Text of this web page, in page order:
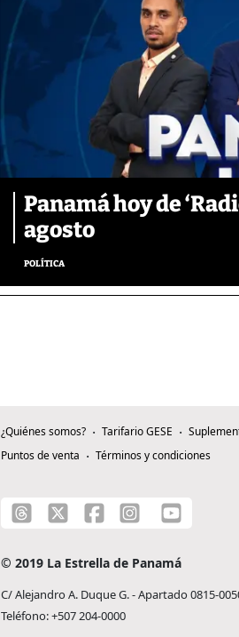
Panamá hoy de
agosto
POLÍTICA
¿Quiénes somos? Tarifario GESE
Puntos de venta
Términos y condiciones
© 2019 La Estrella de Panamá
C/ Alejandro A. Duque G. - Apartado 0815-
Teléfono: +507 204-0000